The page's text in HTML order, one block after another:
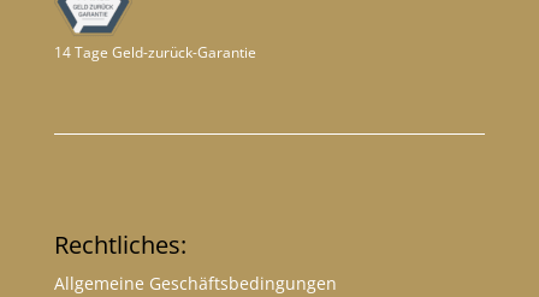
14 Tage Geld-zurück-Garantie
Rechtliches:
Allgemeine Geschäftsbedingungen